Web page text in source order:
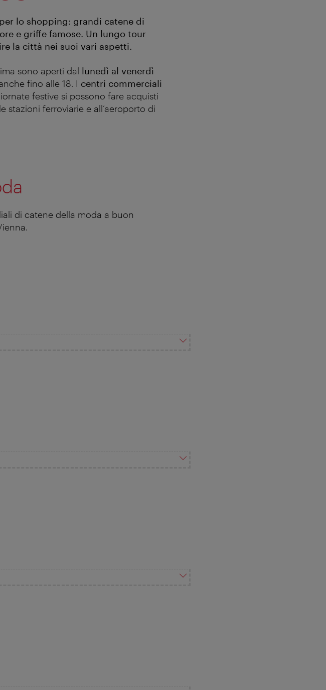
lo shopping: grandi catene di
e griffe famose. Un lungo tour
la città nei suoi vari aspetti.
sono aperti dal lunedì al venerdì
fino alle 18. I centri commerciali
festive si possono fare acquisti
stazioni ferroviarie e all’aeroporto di
di catene della moda a buon